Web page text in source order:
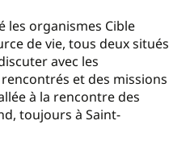
les organismes Cible
de vie, tous deux situés
avec les
et des missions
à la rencontre des
toujours à Saint-